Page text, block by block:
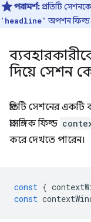
পরামর্শ:প্রতিটি
'headline' অপশন
দিয়ে সেশন
প্রতিটি সেশনের
প্রাসঙ্গিক ফিল্ড
করে দেখতে পারেন।
const {
const